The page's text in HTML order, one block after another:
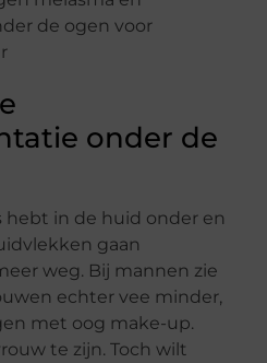
onder de
hebt in de huid onder en
gaan
weg. Bij mannen zie
echter vee minder,
met oog make-up.
te zijn. Toch wilt